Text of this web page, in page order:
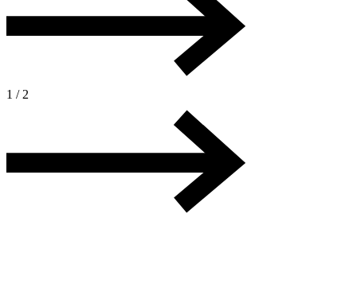
1 / 2